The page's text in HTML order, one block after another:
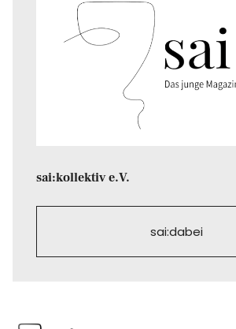
sai:kollektiv e.V.
sai:dabei